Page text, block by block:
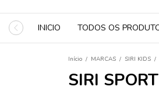
INICIO TODOS OS
Início / MARCAS / SIRI KIDS /
SIRI SPORT